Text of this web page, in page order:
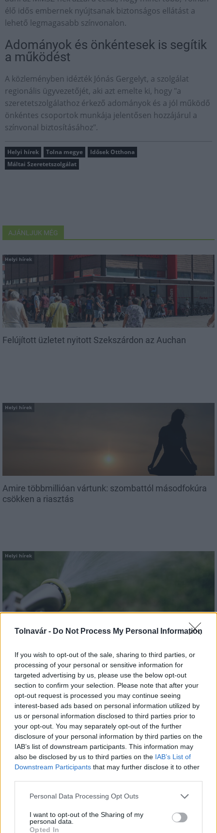
Tolnavár - Do Not Process My Personal Information
If you wish to opt-out of the sale, sharing to third parties, or
processing of your personal or sensitive information for
targeted advertising by us, please use the below opt-out
section to confirm your selection. Please note that after your
opt-out request is processed you may continue seeing
interest-based ads based on personal information utilized by
us or personal information disclosed to third parties prior to
your opt-out. You may separately opt-out of the further
disclosure of your personal information by third parties on the
IAB’s list of downstream participants. This information may
also be disclosed by us to third parties on the IAB’s List of
Downstream Participants that may further disclose it to other
Please note that this website/app uses one or more Google
not limited to your visit or usage behaviour. You may click to
grant or deny consent to Google and its third-party tags to
Personal Data Processing Opt Outs
I want to opt-out of the Sharing of my
personal data.
Opted In
élő idős embernek nyújtsanak biztonságos ellátást a
lehető legmagasabb színvonalon.
Adományok és önkéntesek is segítik
a működést
A közleményben idézték Jónás Gergelyt, a szolgálat
regionális ügyvezetőjét, aki azt emelte ki, hogy "a
szeretetszolgálathoz érkező adományok és a jól működő
önkéntes csoportok munkája jelentősen hozzájárul a
színvonal biztosításához".
Helyi hírek Tolna megye
Idősek Otthona
Máltai Szeretetszolgálat
AJÁNLJUK MÉG
Helyi hírek
Felújított üzletet nyitott Szekszárdon az Auchan
Helyi hírek
Amire többmillióan vártunk: szombattól másodfokúra
csökken a riasztás
Helyi hírek
A hőségben is védik a növényzetet Pakson
MAGYAR ÉPÍTŐK
Útépítés